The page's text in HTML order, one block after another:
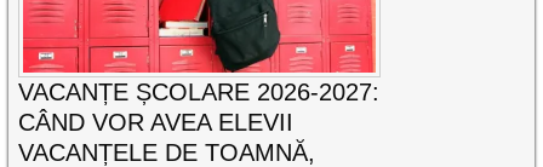
VACANȚE ȘCOLARE 2026-2027:
CÂND VOR AVEA ELEVII
VACANȚELE DE TOAMNĂ,